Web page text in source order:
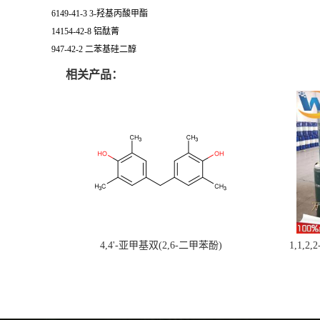
6149-41-3 3-羟基丙酸甲酯
14154-42-8 铝酞菁
947-42-2 二苯基硅二醇
相关产品：
4,4'-亚甲基双(2,6-二甲苯酚)